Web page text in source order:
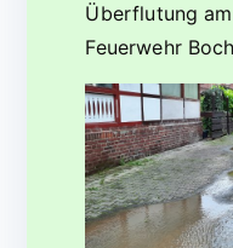
Überflutung
Feuerwehr